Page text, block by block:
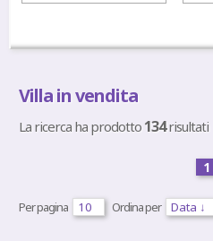
Villa in vendita
La ricerca ha prodotto 134risultati
1
Per pagina Ordina per